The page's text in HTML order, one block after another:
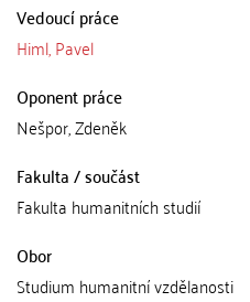
Vedoucí práce
Himl, Pavel
Oponent práce
Nešpor, Zdeněk
Fakulta / součást
Fakulta humanitních studií
Obor
Studium humanitní vzdělanosti